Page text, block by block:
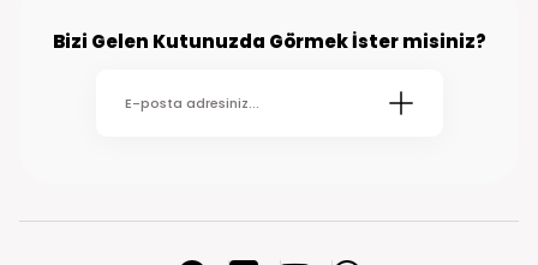
Bizi Gelen Kutunuzda Görmek İster misiniz?